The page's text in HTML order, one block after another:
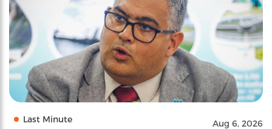
Last Minute Aug 6, 2026